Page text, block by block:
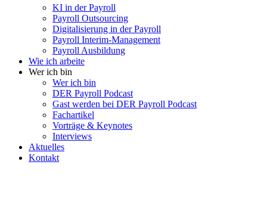
KI in der Payroll
Payroll Outsourcing
Digitalisierung in der Payroll
Payroll Interim-Management
Payroll Ausbildung
Wie ich arbeite
Wer ich bin
Wer ich bin
DER Payroll Podcast
Gast werden bei DER Payroll Podcast
Fachartikel
Vorträge & Keynotes
Interviews
Aktuelles
Kontakt